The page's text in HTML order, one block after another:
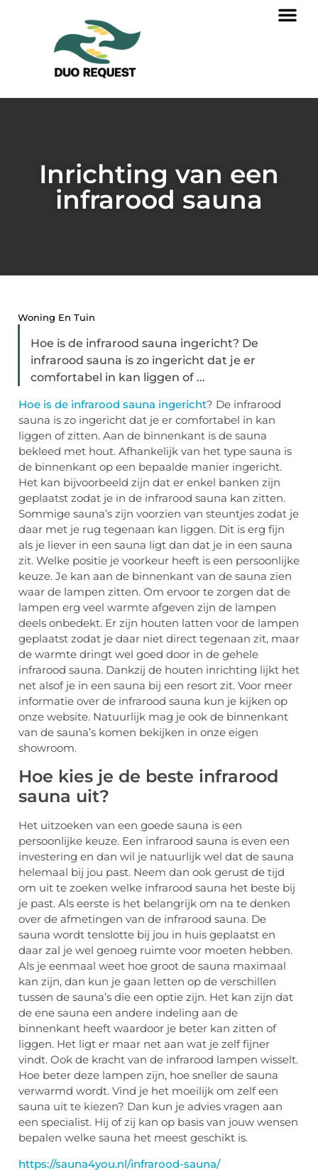
Inrichting van een
infrarood sauna
Woning En Tuin
Hoe is de infrarood sauna ingericht? De
infrarood sauna is zo ingericht dat je er
comfortabel in kan liggen of ...
Hoe is de infrarood sauna ingericht? De infrarood
sauna is zo ingericht dat je er comfortabel in kan
liggen of zitten. Aan de binnenkant is de sauna
bekleed met hout. Afhankelijk van het type sauna is
de binnenkant op een bepaalde manier ingericht.
Het kan bijvoorbeeld zijn dat er enkel banken zijn
geplaatst zodat je in de infrarood sauna kan zitten.
Sommige sauna’s zijn voorzien van steuntjes zodat je
daar met je rug tegenaan kan liggen. Dit is erg fijn
als je liever in een sauna ligt dan dat je in een sauna
zit. Welke positie je voorkeur heeft is een persoonlijke
keuze. Je kan aan de binnenkant van de sauna zien
waar de lampen zitten. Om ervoor te zorgen dat de
lampen erg veel warmte afgeven zijn de lampen
deels onbedekt. Er zijn houten latten voor de lampen
geplaatst zodat je daar niet direct tegenaan zit, maar
de warmte dringt wel goed door in de gehele
infrarood sauna. Dankzij de houten inrichting lijkt het
net alsof je in een sauna bij een resort zit. Voor meer
informatie over de infrarood sauna kun je kijken op
onze website. Natuurlijk mag je ook de binnenkant
van de sauna’s komen bekijken in onze eigen
showroom.
Hoe kies je de beste infrarood
sauna uit?
Het uitzoeken van een goede sauna is een
persoonlijke keuze. Een infrarood sauna is even een
investering en dan wil je natuurlijk wel dat de sauna
helemaal bij jou past. Neem dan ook gerust de tijd
om uit te zoeken welke infrarood sauna het beste bij
je past. Als eerste is het belangrijk om na te denken
over de afmetingen van de infrarood sauna. De
sauna wordt tenslotte bij jou in huis geplaatst en
daar zal je wel genoeg ruimte voor moeten hebben.
Als je eenmaal weet hoe groot de sauna maximaal
kan zijn, dan kun je gaan letten op de verschillen
tussen de sauna’s die een optie zijn. Het kan zijn dat
de ene sauna een andere indeling aan de
binnenkant heeft waardoor je beter kan zitten of
liggen. Het ligt er maar net aan wat je zelf fijner
vindt. Ook de kracht van de infrarood lampen wisselt.
Hoe beter deze lampen zijn, hoe sneller de sauna
verwarmd wordt. Vind je het moeilijk om zelf een
sauna uit te kiezen? Dan kun je advies vragen aan
een specialist. Hij of zij kan op basis van jouw wensen
bepalen welke sauna het meest geschikt is.
https://sauna4you.nl/infrarood-sauna/